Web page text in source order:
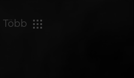
Több